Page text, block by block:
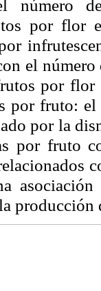
número
por flor
el
por flor
por fruto:
por la
por fruto
producción